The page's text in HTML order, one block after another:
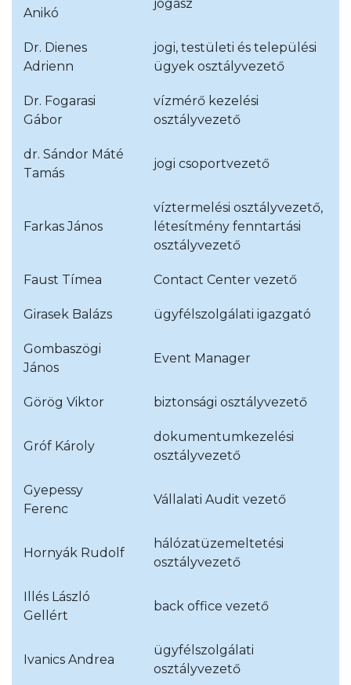
Anikó
jogász
Dr. Dienes
Adrienn
jogi, testületi és települési
ügyek osztályvezető
Dr. Fogarasi
Gábor
vízmérő kezelési
osztályvezető
dr. Sándor Máté
Tamás
jogi csoportvezető
Farkas János
víztermelési osztályvezető,
létesítmény fenntartási
osztályvezető
Faust Tímea Contact Center vezető
Girasek Balázs ügyfélszolgálati igazgató
Gombaszögi
János
Event Manager
Görög Viktor biztonsági osztályvezető
Gróf Károly
dokumentumkezelési
osztályvezető
Gyepessy
Ferenc
Vállalati Audit vezető
Hornyák Rudolf
hálózatüzemeltetési
osztályvezető
Illés László
Gellért
back office vezető
Ivanics Andrea
ügyfélszolgálati
osztályvezető